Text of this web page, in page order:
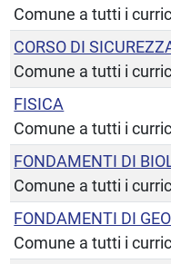
Comune a tutti i
CORSO DI
Comune a tutti i
FISICA
Comune a tutti i
FONDAMENTI DI
Comune a tutti i
FONDAMENTI DI
Comune a tutti i